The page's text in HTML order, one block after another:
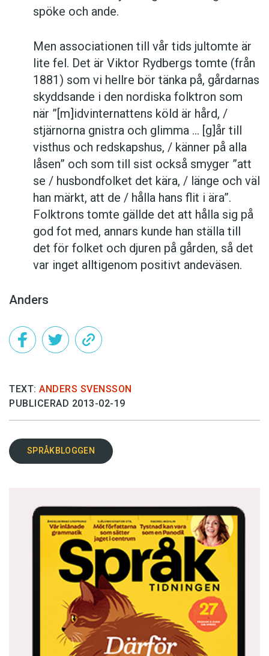
spöke och ande.
Men associationen till vår tids jultomte är
lite fel. Det är Viktor Rydbergs tomte (från
1881) som vi hellre bör tänka på, gårdarnas
skyddsande i den nordiska folktron som
när ”[m]idvinternattens köld är hård, /
stjärnorna gnistra och glimma … [g]år till
visthus och redskapshus, / känner på alla
låsen” och som till sist också smyger ”att
se / husbondfolket det kära, / länge och väl
han märkt, att de / hålla hans flit i ära”.
Folktrons tomte gällde det att hålla sig på
god fot med, annars kunde han ställa till
det för folket och djuren på gården, så det
var inget alltigenom positivt andeväsen.
Anders
TEXT: ANDERS SVENSSON
PUBLICERAD 2013-02-19
SPRÅKBLOGGEN